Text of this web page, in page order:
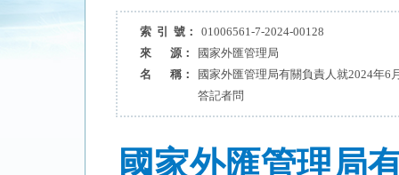
索 引 號：
01006561-7-2024-00128
來 源：
國家外匯管理局
名 稱：
國家外匯管理局有關負責人就2024年6
答記者問
國家外匯管理局